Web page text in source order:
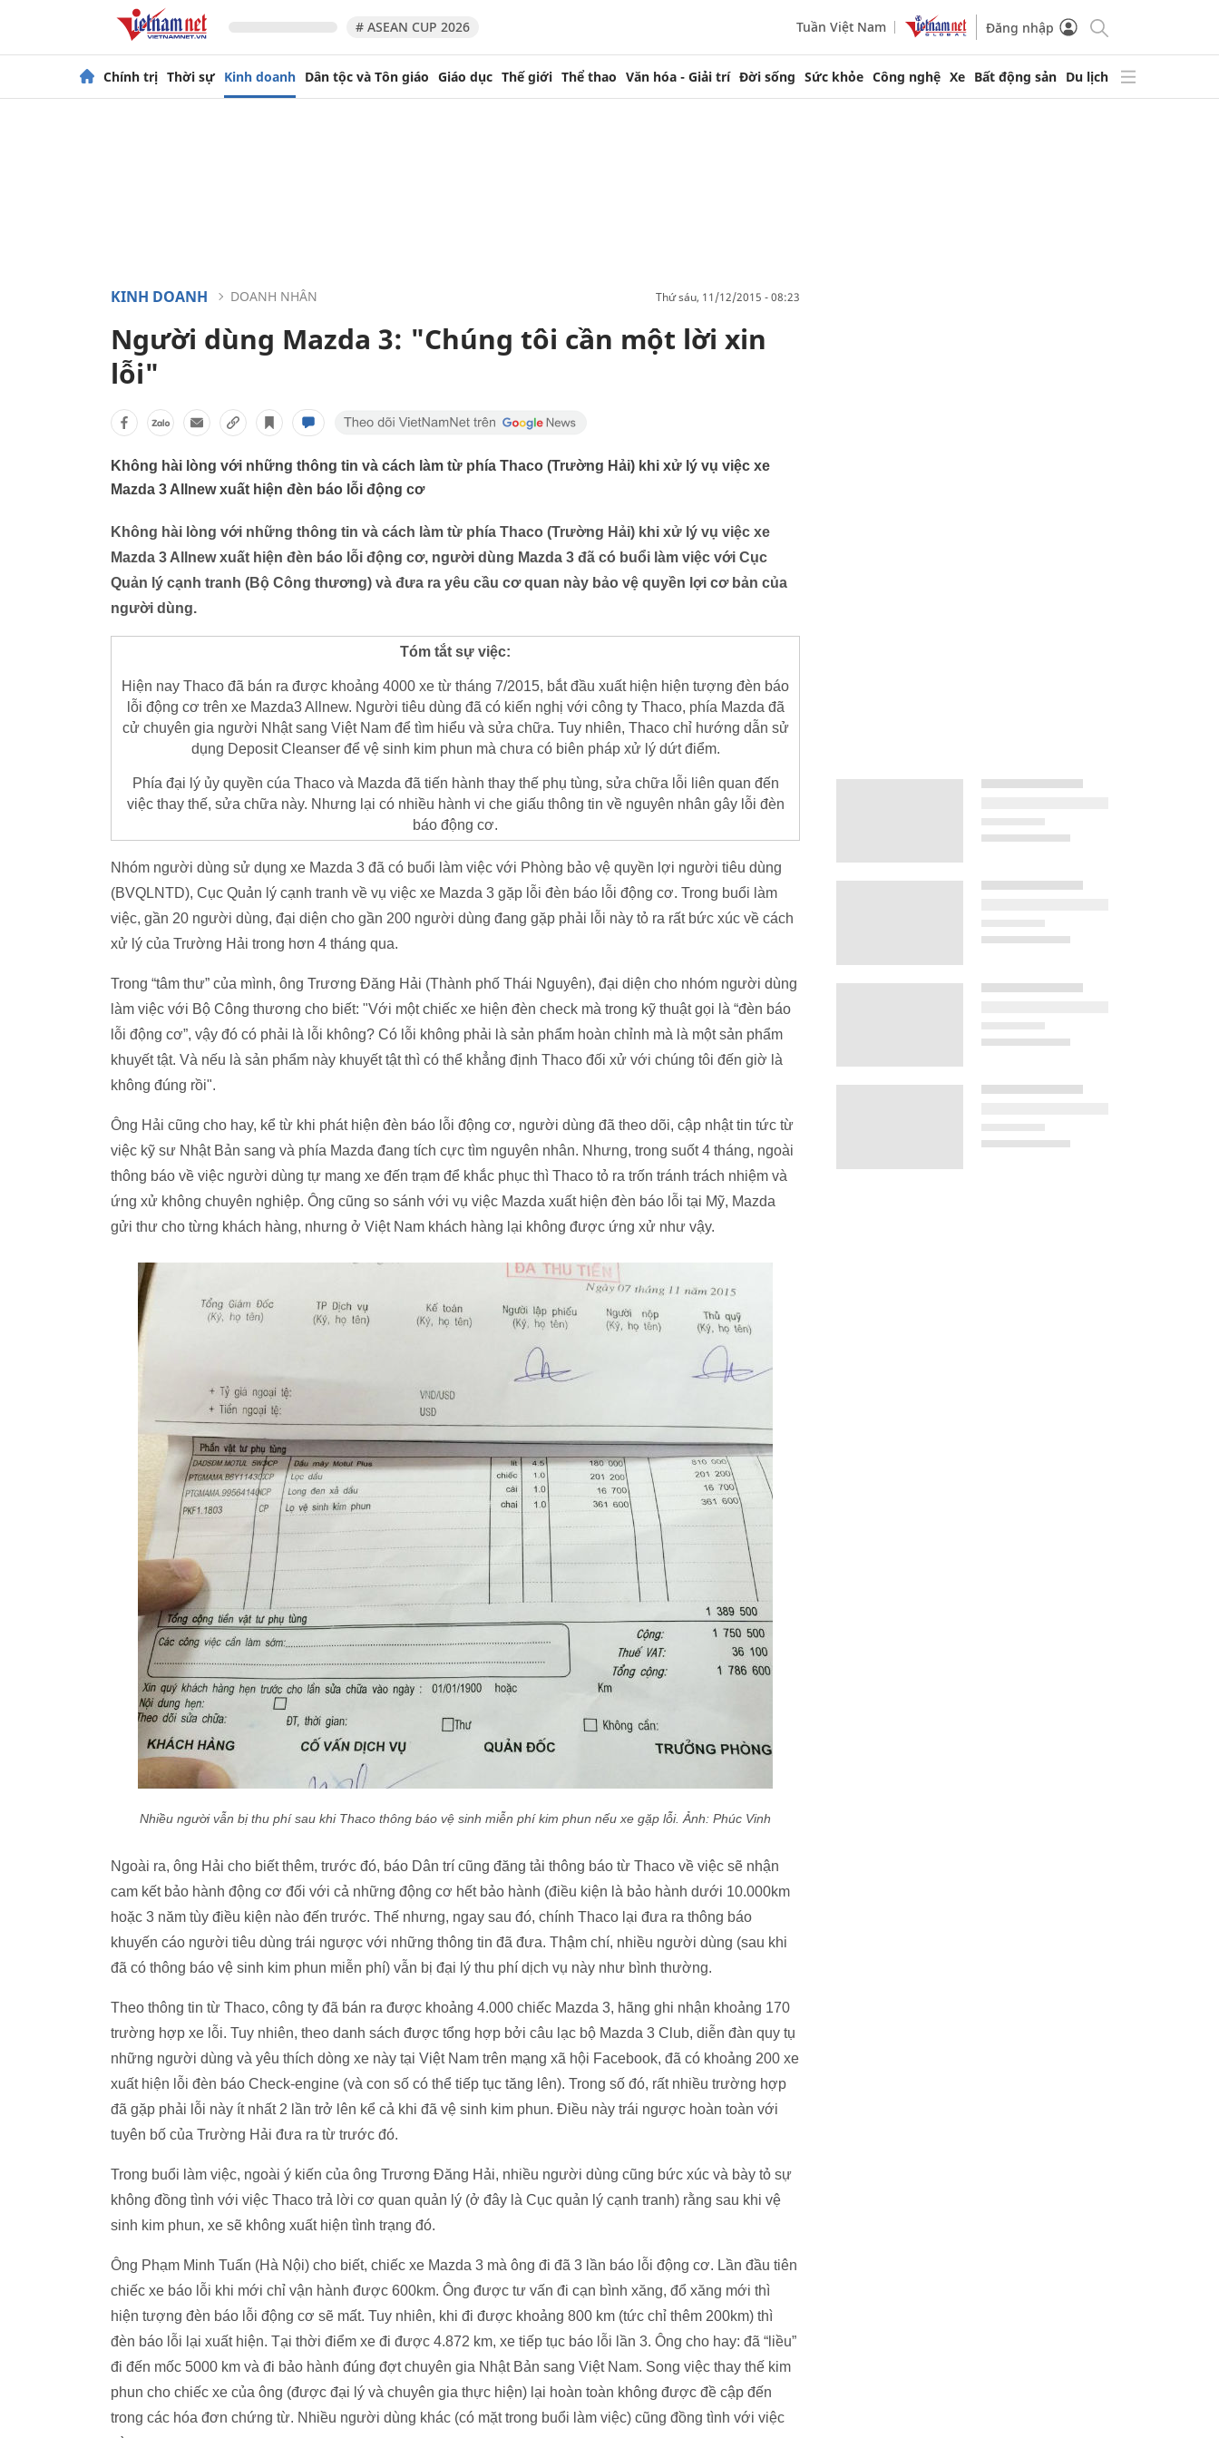
# ASEAN CUP 2026 Tuần Việt Nam Đăng nhập
Chính trị Thời sự Kinh doanh Dân tộc và Tôn giáo Giáo dục Thế giới Thể thao Văn hóa - Giải trí Đời sống Sức khỏe Công nghệ Xe Bất động sản Du lịch
KINH DOANH DOANH NHÂN thứ sáu, 11/12/2015 - 08:23
Người dùng Mazda 3: "Chúng tôi cần một lời xin
lỗi"
Không hài lòng với những thông tin và cách làm từ phía Thaco (Trường Hải) khi xử lý vụ việc xe
Mazda 3 Allnew xuất hiện đèn báo lỗi động cơ
Không hài lòng với những thông tin và cách làm từ phía Thaco (Trường Hải) khi xử lý vụ việc xe
Mazda 3 Allnew xuất hiện đèn báo lỗi động cơ, người dùng Mazda 3 đã có buổi làm việc với Cục
Quản lý cạnh tranh (Bộ Công thương) và đưa ra yêu cầu cơ quan này bảo vệ quyền lợi cơ bản của
người dùng.
Tóm tắt sự việc:
Hiện nay Thaco đã bán ra được khoảng 4000 xe từ tháng 7/2015, bắt đầu xuất hiện hiện tượng đèn báo
lỗi động cơ trên xe Mazda3 Allnew. Người tiêu dùng đã có kiến nghị với công ty Thaco, phía Mazda đã
cử chuyên gia người Nhật sang Việt Nam để tìm hiểu và sửa chữa. Tuy nhiên, Thaco chỉ hướng dẫn sử
dụng Deposit Cleanser để vệ sinh kim phun mà chưa có biên pháp xử lý dứt điểm.
Phía đại lý ủy quyền cúa Thaco và Mazda đã tiến hành thay thế phụ tùng, sửa chữa lỗi liên quan đến
việc thay thế, sửa chữa này. Nhưng lại có nhiều hành vi che giấu thông tin về nguyên nhân gây lỗi đèn
báo động cơ.
Nhóm người dùng sử dụng xe Mazda 3 đã có buổi làm việc với Phòng bảo vệ quyền lợi người tiêu dùng
(BVQLNTD), Cục Quản lý cạnh tranh về vụ việc xe Mazda 3 gặp lỗi đèn báo lỗi động cơ. Trong buổi làm
việc, gần 20 người dùng, đại diện cho gần 200 người dùng đang gặp phải lỗi này tỏ ra rất bức xúc về cách
xử lý của Trường Hải trong hơn 4 tháng qua.
Trong “tâm thư” của mình, ông Trương Đăng Hải (Thành phố Thái Nguyên), đại diện cho nhóm người dùng
làm việc với Bộ Công thương cho biết: "Với một chiếc xe hiện đèn check mà trong kỹ thuật gọi là “đèn báo
lỗi động cơ”, vậy đó có phải là lỗi không? Có lỗi không phải là sản phẩm hoàn chỉnh mà là một sản phẩm
khuyết tật. Và nếu là sản phẩm này khuyết tật thì có thể khẳng định Thaco đối xử với chúng tôi đến giờ là
không đúng rồi".
Ông Hải cũng cho hay, kể từ khi phát hiện đèn báo lỗi động cơ, người dùng đã theo dõi, cập nhật tin tức từ
việc kỹ sư Nhật Bản sang và phía Mazda đang tích cực tìm nguyên nhân. Nhưng, trong suốt 4 tháng, ngoài
thông báo về việc người dùng tự mang xe đến trạm để khắc phục thì Thaco tỏ ra trốn tránh trách nhiệm và
ứng xử không chuyên nghiệp. Ông cũng so sánh với vụ việc Mazda xuất hiện đèn báo lỗi tại Mỹ, Mazda
gửi thư cho từng khách hàng, nhưng ở Việt Nam khách hàng lại không được ứng xử như vậy.
Nhiều người vẫn bị thu phí sau khi Thaco thông báo vệ sinh miễn phí kim phun nếu xe gặp lỗi. Ảnh: Phúc Vinh
Ngoài ra, ông Hải cho biết thêm, trước đó, báo Dân trí cũng đăng tải thông báo từ Thaco về việc sẽ nhận
cam kết bảo hành động cơ đối với cả những động cơ hết bảo hành (điều kiện là bảo hành dưới 10.000km
hoặc 3 năm tùy điều kiện nào đến trước. Thế nhưng, ngay sau đó, chính Thaco lại đưa ra thông báo
khuyến cáo người tiêu dùng trái ngược với những thông tin đã đưa. Thậm chí, nhiều người dùng (sau khi
đã có thông báo vệ sinh kim phun miễn phí) vẫn bị đại lý thu phí dịch vụ này như bình thường.
Theo thông tin từ Thaco, công ty đã bán ra được khoảng 4.000 chiếc Mazda 3, hãng ghi nhận khoảng 170
trường hợp xe lỗi. Tuy nhiên, theo danh sách được tổng hợp bởi câu lạc bộ Mazda 3 Club, diễn đàn quy tụ
những người dùng và yêu thích dòng xe này tại Việt Nam trên mạng xã hội Facebook, đã có khoảng 200 xe
xuất hiện lỗi đèn báo Check-engine (và con số có thể tiếp tục tăng lên). Trong số đó, rất nhiều trường hợp
đã gặp phải lỗi này ít nhất 2 lần trở lên kể cả khi đã vệ sinh kim phun. Điều này trái ngược hoàn toàn với
tuyên bố của Trường Hải đưa ra từ trước đó.
Trong buổi làm việc, ngoài ý kiến của ông Trương Đăng Hải, nhiều người dùng cũng bức xúc và bày tỏ sự
không đồng tình với việc Thaco trả lời cơ quan quản lý (ở đây là Cục quản lý cạnh tranh) rằng sau khi vệ
sinh kim phun, xe sẽ không xuất hiện tình trạng đó.
Ông Phạm Minh Tuấn (Hà Nội) cho biết, chiếc xe Mazda 3 mà ông đi đã 3 lần báo lỗi động cơ. Lần đầu tiên
chiếc xe báo lỗi khi mới chỉ vận hành được 600km. Ông được tư vấn đi cạn bình xăng, đổ xăng mới thì
hiện tượng đèn báo lỗi động cơ sẽ mất. Tuy nhiên, khi đi được khoảng 800 km (tức chỉ thêm 200km) thì
đèn báo lỗi lại xuất hiện. Tại thời điểm xe đi được 4.872 km, xe tiếp tục báo lỗi lần 3. Ông cho hay: đã “liều”
đi đến mốc 5000 km và đi bảo hành đúng đợt chuyên gia Nhật Bản sang Việt Nam. Song việc thay thế kim
phun cho chiếc xe của ông (được đại lý và chuyên gia thực hiện) lại hoàn toàn không được đề cập đến
trong các hóa đơn chứng từ. Nhiều người dùng khác (có mặt trong buổi làm việc) cũng đồng tình với việc